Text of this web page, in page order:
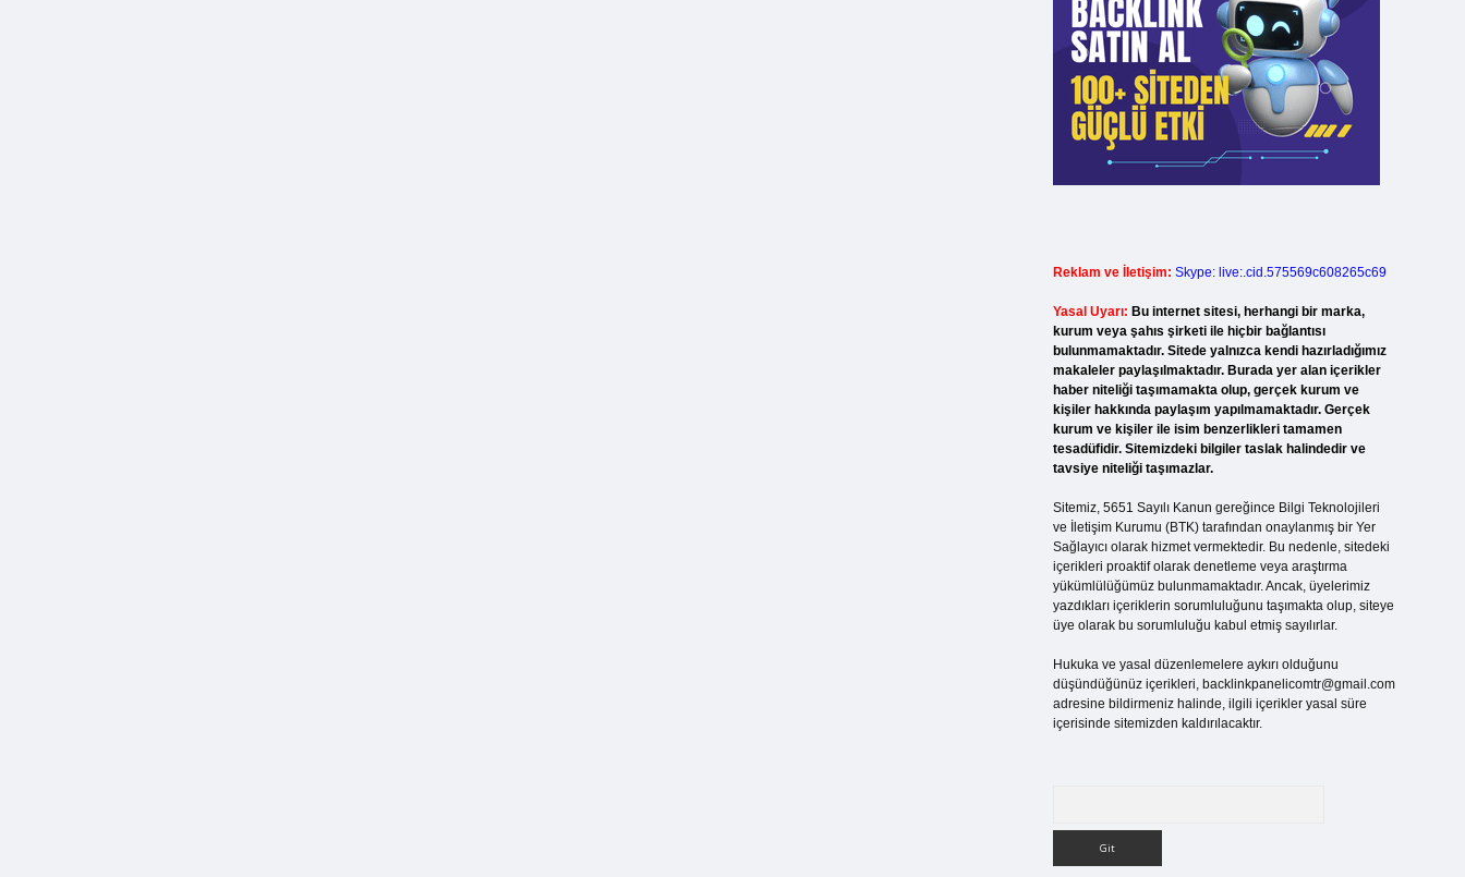
Reklam ve İletişim: Skype: live:.cid.575569c608265c69
Yasal Uyarı: Bu internet sitesi, herhangi bir marka,
kurum veya şahıs şirketi ile hiçbir bağlantısı
bulunmamaktadır. Sitede yalnızca kendi hazırladığımız
makaleler paylaşılmaktadır. Burada yer alan içerikler
haber niteliği taşımamakta olup, gerçek kurum ve
kişiler hakkında paylaşım yapılmamaktadır. Gerçek
kurum ve kişiler ile isim benzerlikleri tamamen
tesadüfidir. Sitemizdeki bilgiler taslak halindedir ve
tavsiye niteliği taşımazlar.
Sitemiz, 5651 Sayılı Kanun gereğince Bilgi Teknolojileri
ve İletişim Kurumu (BTK) tarafından onaylanmış bir Yer
Sağlayıcı olarak hizmet vermektedir. Bu nedenle, sitedeki
içerikleri proaktif olarak denetleme veya araştırma
yükümlülüğümüz bulunmamaktadır. Ancak, üyelerimiz
yazdıkları içeriklerin sorumluluğunu taşımakta olup, siteye
üye olarak bu sorumluluğu kabul etmiş sayılırlar.
Hukuka ve yasal düzenlemelere aykırı olduğunu
düşündüğünüz içerikleri, backlinkpanelicomtr@gmail.com
adresine bildirmeniz halinde, ilgili içerikler yasal süre
içerisinde sitemizden kaldırılacaktır.